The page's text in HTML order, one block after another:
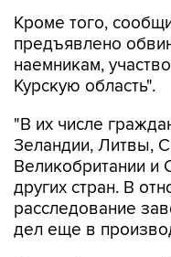
Кроме того,
предъявлено
наемникам,
Курскую область".
"В их числе
Зеландии, Литвы,
Великобритании и
других стран. В
расследование
дел еще в